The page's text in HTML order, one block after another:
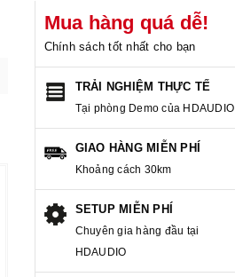
Mua hàng quá dễ!
Chính sách tốt nhất cho bạn
TRẢI NGHIỆM THỰC TẾ
Tại phòng Demo của HDAUDIO
GIAO HÀNG MIỄN PHÍ
Khoảng cách 30km
SETUP MIỄN PHÍ
Chuyên gia hàng đầu tại
HDAUDIO